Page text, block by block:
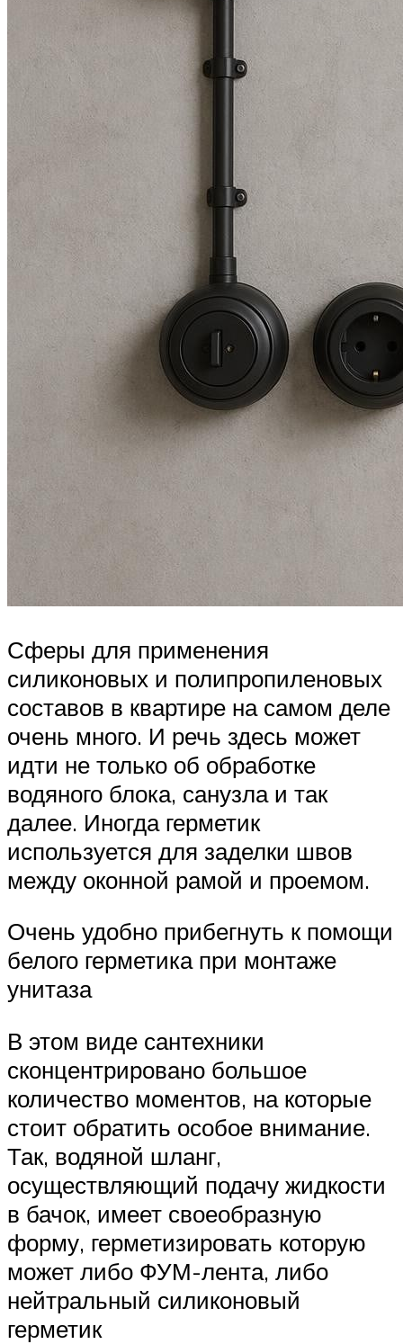
Сферы для применения
силиконовых и полипропиленовых
составов в квартире на самом деле
очень много. И речь здесь может
идти не только об обработке
водяного блока, санузла и так
далее. Иногда герметик
используется для заделки швов
между оконной рамой и проемом.
Очень удобно прибегнуть к помощи
белого герметика при монтаже
унитаза
В этом виде сантехники
сконцентрировано большое
количество моментов, на которые
стоит обратить особое внимание.
Так, водяной шланг,
осуществляющий подачу жидкости
в бачок, имеет своеобразную
форму, герметизировать которую
может либо ФУМ-лента, либо
нейтральный силиконовый
герметик